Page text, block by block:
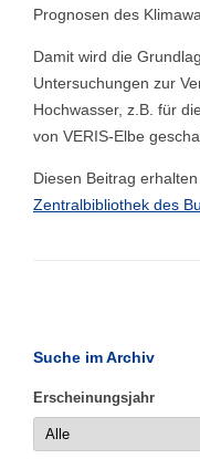
Prognosen des
Damit wird die
Untersuchungen zur
Hochwasser, z.B. für
von VERIS-Elbe
Diesen Beitrag
Zentralbibliothek des
Suche im Archiv
Erscheinungsjahr